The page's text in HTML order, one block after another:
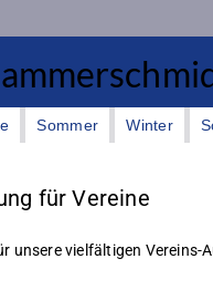
Sommer Winter
für Vereine
unsere vielfältigen